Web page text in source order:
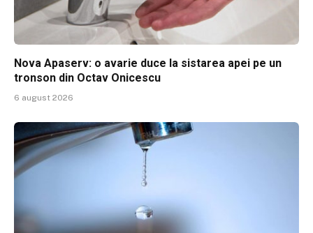
Nova Apaserv: o avarie duce la sistarea apei pe un
tronson din Octav Onicescu
6 august 2026